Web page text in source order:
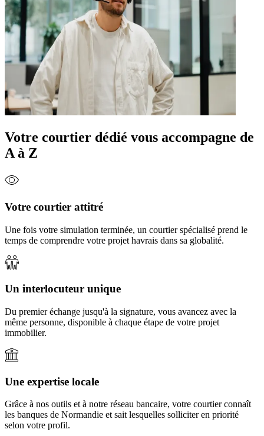
Votre courtier dédié vous accompagne de
A à Z
Votre courtier attitré
Une fois votre simulation terminée, un courtier spécialisé prend le
temps de comprendre votre projet havrais dans sa globalité.
Un interlocuteur unique
Du premier échange jusqu'à la signature, vous avancez avec la
même personne, disponible à chaque étape de votre projet
immobilier.
Une expertise locale
Grâce à nos outils et à notre réseau bancaire, votre courtier connaît
les banques de Normandie et sait lesquelles solliciter en priorité
selon votre profil.